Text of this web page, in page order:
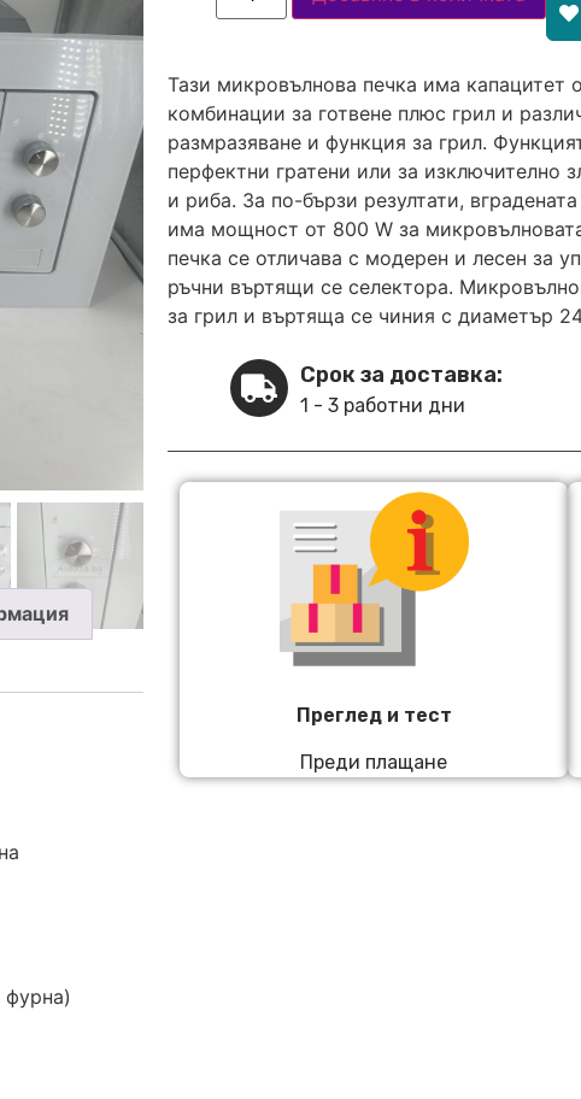
Тази микровълнова печка има капацитет
комбинации за готвене плюс грил и
размразяване и функция за грил.
перфектни гратени или за изключително
и риба. За по-бързи резултати,
има мощност от 800 W за
печка се отличава с модерен и лесен за
ръчни въртящи се селектора.
за грил и въртяща се чиния с диаметър
Срок за доставка:
1 - 3 работни дни
Преглед и тест
Преди плащане